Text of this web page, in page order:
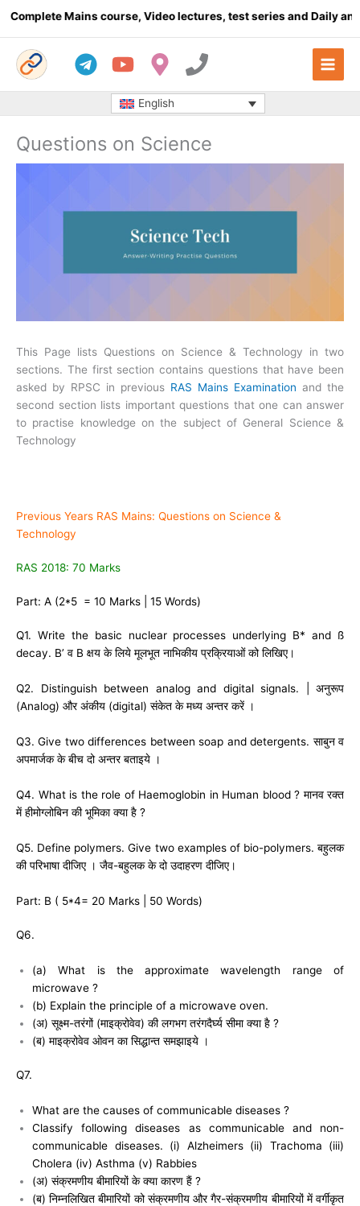
Mains course, Video lectures, test series and Daily
English
Questions on Science
This Page lists Questions on Science & Technology in two
sections. The first section contains questions that have been
asked by RPSC in previous RAS Mains Examination and the
second section lists important questions that one can answer
to practise knowledge on the subject of General Science &
Technology
Previous Years RAS Mains: Questions on Science &
Technology
RAS 2018: 70 Marks
Part: A (2*5 = 10 Marks | 15 Words)
Q1. Write the basic nuclear processes underlying B* and ß
decay. B’ व B क्षय के लिये मूलभूत नाभिकीय प्रक्रियाओं को लिखिए।
Q2. Distinguish between analog and digital signals. | अनुरूप
(Analog) और अंकीय (digital) संकेत के मध्य अन्तर करें ।
Q3. Give two differences between soap and detergents. साबुन व
अपमार्जक के बीच दो अन्तर बताइये ।
Q4. What is the role of Haemoglobin in Human blood ? मानव रक्त
में हीमोग्लोबिन की भूमिका क्या है ?
Q5. Define polymers. Give two examples of bio-polymers. बहुलक
की परिभाषा दीजिए । जैव-बहुलक के दो उदाहरण दीजिए।
Part: B ( 5*4= 20 Marks | 50 Words)
Q6.
(a) What is the approximate wavelength range of
microwave ?
(b) Explain the principle of a microwave oven.
(अ) सूक्ष्म-तरंगों (माइक्रोवेव) की लगभग तरंगदैर्घ्य सीमा क्या है ?
(ब) माइक्रोवेव ओवन का सिद्धान्त समझाइये ।
Q7.
What are the causes of communicable diseases ?
Classify following diseases as communicable and non-
communicable diseases. (i) Alzheimers (ii) Trachoma (iii)
Cholera (iv) Asthma (v) Rabbies
(अ) संक्रमणीय बीमारियों के क्या कारण हैं ?
(ब) निम्नलिखित बीमारियों को संक्रमणीय और गैर-संक्रमणीय बीमारियों में वर्गीकृत